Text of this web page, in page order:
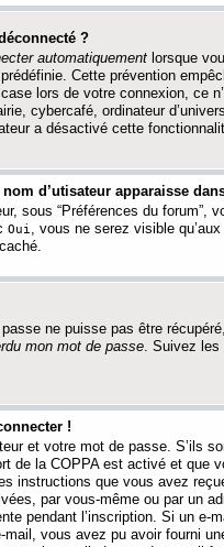
?
automatiquement lorsque
Cette prévention
lors de votre connexion, ce
cybercafé, ordinateur
a désactivé cette
d’utisateur apparaisse
sous “Préférences du forum”,
Oui , vous ne serez visible
ne puisse pas être
mon mot de passe. Suivez les
!
et votre mot de passe. S’ils
de la COPPA est activé et que
instructions que vous avez
par vous-même ou par un
pendant l’inscription. Si un e-
vous avez pu avoir fourni